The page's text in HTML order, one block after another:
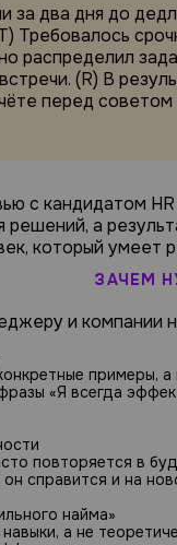
за два дня до
Требовалось
распределил
(R) В
перед советом
с кандидатом
решений, а
который умеет
ЗАЧЕМ
и компании
примеры,
«Я всегда
повторяется в
справится и на
найма»
навыки, а не